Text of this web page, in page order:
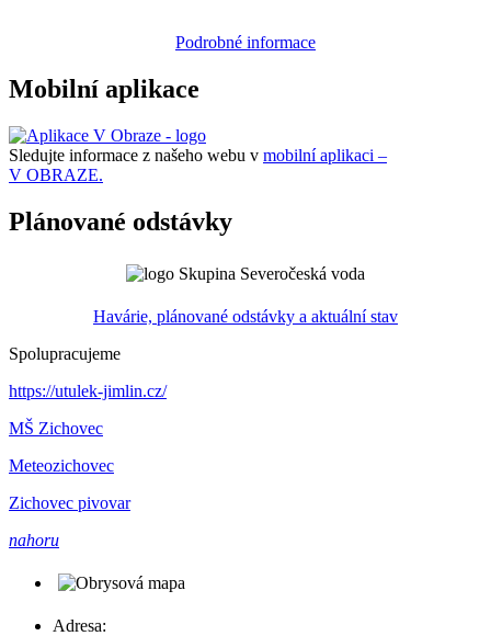
Podrobné informace
Mobilní aplikace
Sledujte informace z našeho webu v mobilní aplikaci –
V OBRAZE.
Plánované odstávky
Havárie, plánované odstávky a aktuální stav
Spolupracujeme
https://utulek-jimlin.cz/
MŠ Zichovec
Meteozichovec
Zichovec pivovar
nahoru
Adresa: